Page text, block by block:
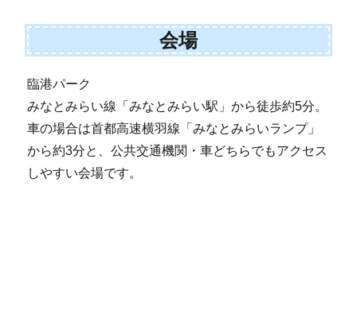
会場
臨港パーク
みなとみらい線「みなとみらい駅」から徒歩約5分。
車の場合は首都高速横羽線「みなとみらいランプ」
から約3分と、公共交通機関・車どちらでもアクセス
しやすい会場です。